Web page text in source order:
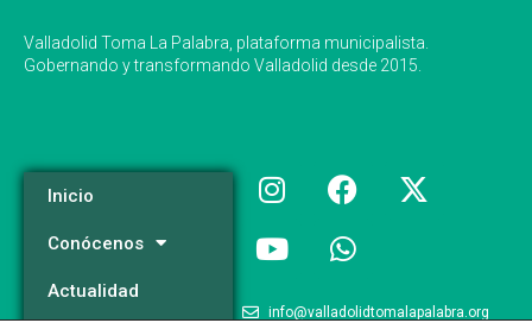
Valladolid Toma La Palabra, plataforma municipalista.
Gobernando y transformando Valladolid desde 2015.
Inicio
Conócenos
Actualidad
info@valladolidtomalapalabra.org